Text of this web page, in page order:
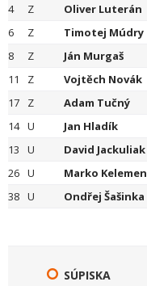
4
Z Oliver Luterán
6
Z Timotej Múdry
8
Z Ján Murgaš
11
Z Vojtěch Novák
17
Z Adam Tučný
14 U Jan Hladík
13
U David Jackuliak
26 U Marko Kelemen
38 U Ondřej Šašinka
SÚPISKA